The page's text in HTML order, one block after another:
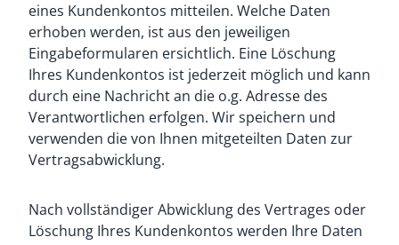
eines Kundenkontos mitteilen. Welche Daten
erhoben werden, ist aus den jeweiligen
Eingabeformularen ersichtlich. Eine Löschung
Ihres Kundenkontos ist jederzeit möglich und kann
durch eine Nachricht an die o.g. Adresse des
Verantwortlichen erfolgen. Wir speichern und
verwenden die von Ihnen mitgeteilten Daten zur
Vertragsabwicklung.
Nach vollständiger Abwicklung des Vertrages oder
Löschung Ihres Kundenkontos werden Ihre Daten